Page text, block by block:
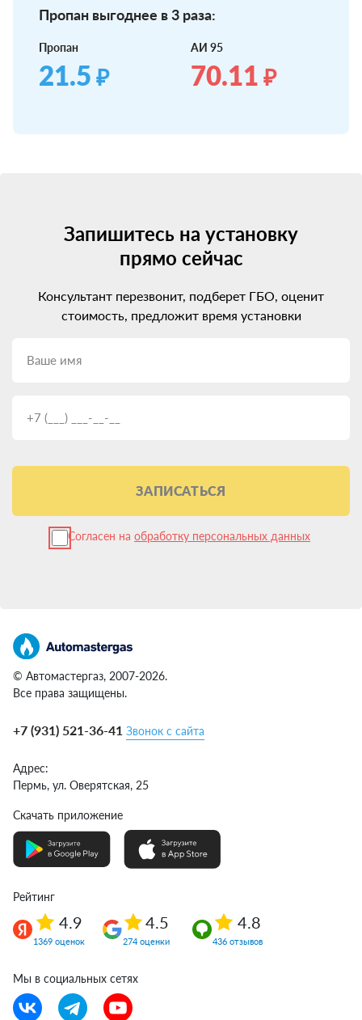
Пропан выгоднее в 3 раза:
Пропан
21.5 ₽
АИ 95
70.11 ₽
Запишитесь на установку
прямо сейчас
Консультант перезвонит, подберет ГБО, оценит
стоимость, предложит время установки
ЗАПИСАТЬСЯ
Согласен на обработку персональных данных
© Автомастергаз, 2007-2026.
Все права защищены.
+7 (931) 521-36-41 Звонок с сайта
Адрес:
Пермь, ул. Оверятская, 25
Скачать приложение
Рейтинг
4.9
1369 оценок
4.5
274 оценки
4.8
436 отзывов
Мы в социальных сетях